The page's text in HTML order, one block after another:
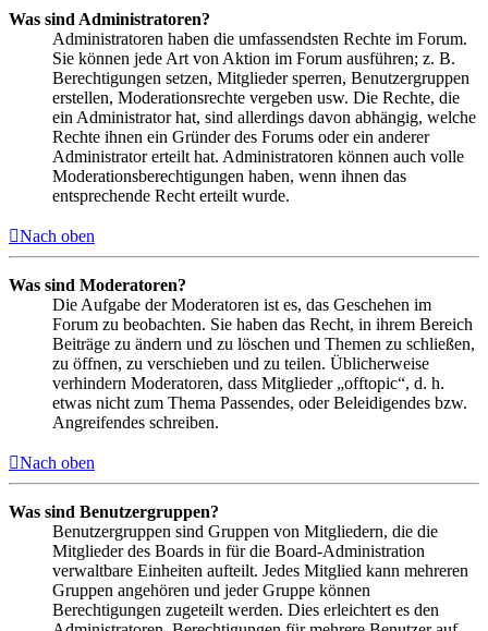
Was sind Administratoren?
Administratoren haben die umfassendsten Rechte im Forum.
Sie können jede Art von Aktion im Forum ausführen; z. B.
Berechtigungen setzen, Mitglieder sperren, Benutzergruppen
erstellen, Moderationsrechte vergeben usw. Die Rechte, die
ein Administrator hat, sind allerdings davon abhängig, welche
Rechte ihnen ein Gründer des Forums oder ein anderer
Administrator erteilt hat. Administratoren können auch volle
Moderationsberechtigungen haben, wenn ihnen das
entsprechende Recht erteilt wurde.
Nach oben
Was sind Moderatoren?
Die Aufgabe der Moderatoren ist es, das Geschehen im
Forum zu beobachten. Sie haben das Recht, in ihrem Bereich
Beiträge zu ändern und zu löschen und Themen zu schließen,
zu öffnen, zu verschieben und zu teilen. Üblicherweise
verhindern Moderatoren, dass Mitglieder „offtopic“, d. h.
etwas nicht zum Thema Passendes, oder Beleidigendes bzw.
Angreifendes schreiben.
Nach oben
Was sind Benutzergruppen?
Benutzergruppen sind Gruppen von Mitgliedern, die die
Mitglieder des Boards in für die Board-Administration
verwaltbare Einheiten aufteilt. Jedes Mitglied kann mehreren
Gruppen angehören und jeder Gruppe können
Berechtigungen zugeteilt werden. Dies erleichtert es den